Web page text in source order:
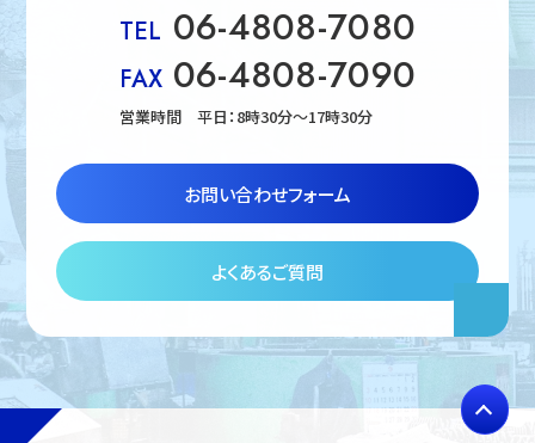
TEL 06-4808-7080
FAX 06-4808-7090
営業時間 平日：8時30分〜17時30分
お問い合わせフォーム
よくあるご質問